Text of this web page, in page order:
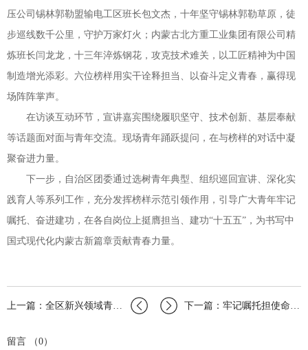
压公司锡林郭勒盟输电工区班长包文杰，十年坚守锡林郭勒草原，徒
步巡线数千公里，守护万家灯火；内蒙古北方重工业集团有限公司精
炼班长闫龙龙，十三年淬炼钢花，攻克技术难关，以工匠精神为中国
制造增光添彩。六位榜样用实干诠释担当、以奋斗定义青春，赢得现
场阵阵掌声。
在访谈互动环节，宣讲嘉宾围绕履职坚守、技术创新、基层奉献
等话题面对面与青年交流。现场青年踊跃提问，在与榜样的对话中凝
聚奋进力量。
下一步，自治区团委通过选树青年典型、组织巡回宣讲、深化实
践育人等系列工作，充分发挥榜样示范引领作用，引导广大青年牢记
嘱托、奋进建功，在各自岗位上挺膺担当、建功“十五五”，为书写中
国式现代化内蒙古新篇章贡献青春力量。
上一篇：全区新兴领域青年骨干培训班圆满结业 下一篇：牢记嘱托担使命青春建功新时代——自治区青联在包头市召开专题学习座谈会
留言 （0）